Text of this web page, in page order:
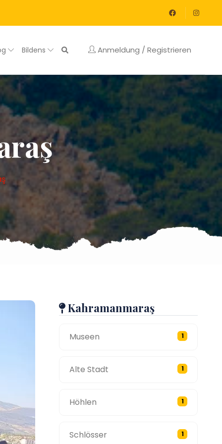
Bildens Anmeldung / Registrieren
Kahramanmaraş
Museen 1
Alte Stadt 1
Höhlen 1
Schlösser 1